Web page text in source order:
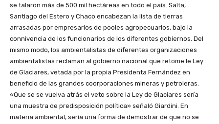
se talaron más de 500 mil hectáreas en todo el país. Salta,
Santiago del Estero y Chaco encabezan la lista de tierras
arrasadas por empresarios de pooles agropecuarios, bajo la
connivencia de los funcionarios de los diferentes gobiernos. Del
mismo modo, los ambientalistas de diferentes organizaciones
ambientalistas reclaman al gobierno nacional que retome le Ley
de Glaciares, vetada por la propia Presidenta Fernández en
beneficio de las grandes coorporaciones mineras y petroleras.
«Que se se vuelva atrás el veto sobre la Ley de Glaciares sería
una muestra de predisposición política» señaló Giardini. En
materia ambiental, sería una forma de demostrar de que no se